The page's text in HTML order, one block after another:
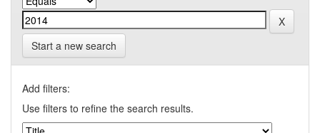
Start a new search
Add filters:
Use filters to refine the search results.